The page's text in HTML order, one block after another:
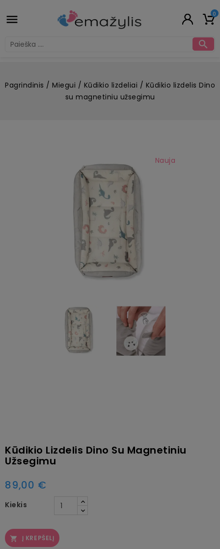
 0

Pagrindinis Miegui Kūdikio lizdeliai
Kūdikio lizdelis Dino
su magnetiniu užsegimu
Nauja
Kūdikio Lizdelis Dino Su Magnetiniu
Užsegimu
89,00 €
Kiekis
 Į KREPŠELĮ